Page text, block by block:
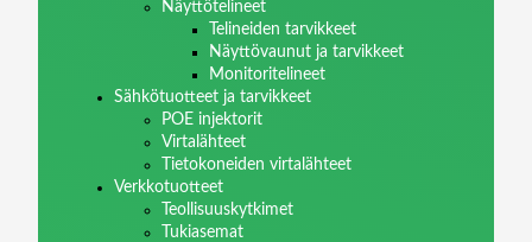
Näyttötelineet
Telineiden tarvikkeet
Näyttövaunut ja tarvikkeet
Monitoritelineet
Sähkötuotteet ja tarvikkeet
POE injektorit
Virtalähteet
Tietokoneiden virtalähteet
Verkkotuotteet
Teollisuuskytkimet
Tukiasemat